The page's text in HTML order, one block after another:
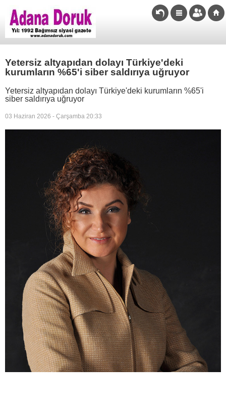
Yetersiz altyapıdan dolayı Türkiye'deki
kurumların %65'i siber saldırıya uğruyor
Yetersiz altyapıdan dolayı Türkiye'deki kurumların %65'i
siber saldırıya uğruyor
03 Haziran 2026 - Çarşamba 20:33